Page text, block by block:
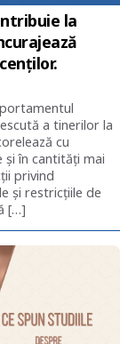
la
a tinerilor la
cu
și în cantități mai
privind
și restricțiile de
[…]